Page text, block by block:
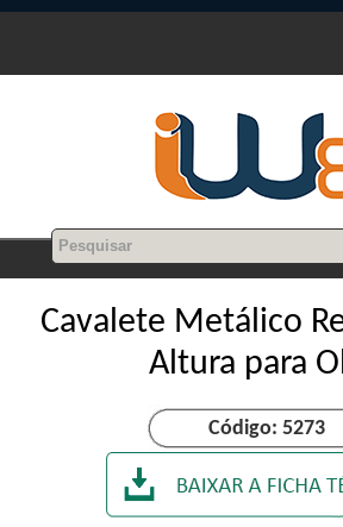
Cavalete Metálico
Altura para
Código: 5273